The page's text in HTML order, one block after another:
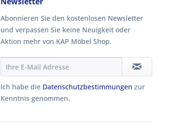
Abonnieren Sie den kostenlosen Newsletter
und verpassen Sie keine Neuigkeit oder
Aktion mehr von KAP Möbel Shop.
Ich habe die Datenschutzbestimmungen zur
Kenntnis genommen.